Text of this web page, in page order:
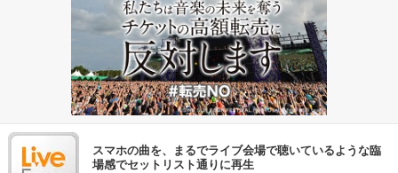
スマホの曲を、まるでライブ会場で聴いているような臨
場感でセットリスト通りに再生